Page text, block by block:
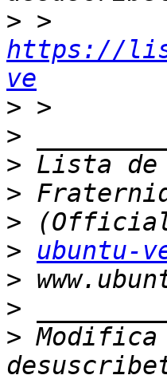
>
https://
ve
>
>
>
>
>
>
ubuntu-
>
>
>